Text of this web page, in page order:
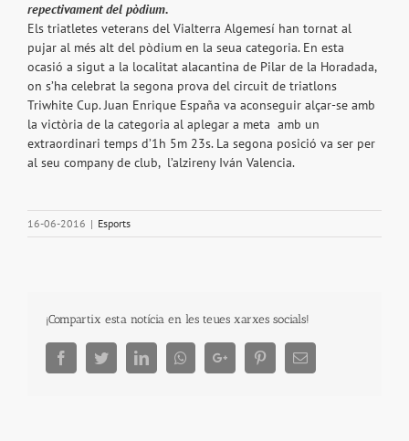
repectivament del pòdium.
Els triatletes veterans del Vialterra Algemesí han tornat al
pujar al més alt del pòdium en la seua categoria. En esta
ocasió a sigut a la localitat alacantina de Pilar de la Horadada,
on s’ha celebrat la segona prova del circuit de triatlons
Triwhite Cup. Juan Enrique España va aconseguir alçar-se amb
la victòria de la categoria al aplegar a meta amb un
extraordinari temps d’1h 5m 23s. La segona posició va ser per
al seu company de club, l’alzireny Iván Valencia.
16-06-2016 | Esports
¡Compartix esta notícia en les teues xarxes socials!
FacebookTwitterLinkedInWhatsappGoogle+ PinterestEmail